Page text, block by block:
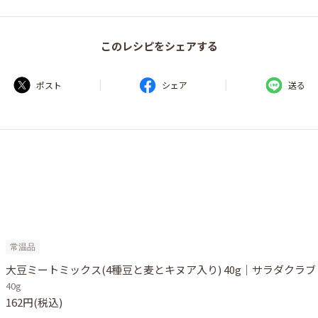
このレシピをシェアする
ポスト | シェア | 送る
常温品
大豆ミートミックス(4種豆と麦とキヌア入り) 40g｜サラダクラブ
40g
162円(税込)